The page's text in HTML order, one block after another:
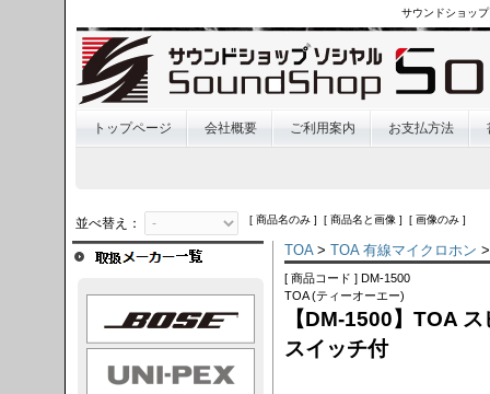
サウンドショッ
トップページ 会社概要 ご利用案内 お支払方法
並べ替え： [ 商品名のみ ] [ 商品名と画像 ] [ 画像のみ ]
TOA> TOA 有線マイクロホン
[ 商品コード ] DM-1500
TOA (ティーオーエー)
【DM-1500】TOA
スイッチ付